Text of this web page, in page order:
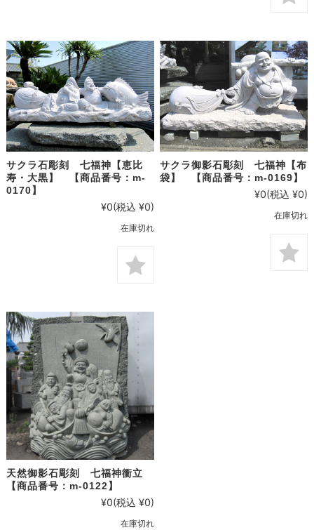
サクラ石彫刻 七福神【恵比
寿・大黒】 【商品番号：m-
0170】
¥0(税込 ¥0)
在庫切れ
サクラ御影石彫刻 七福神【布
袋】 【商品番号：m-0169】
¥0(税込 ¥0)
在庫切れ
天然御影石彫刻 七福神衝立
【商品番号：m-0122】
¥0(税込 ¥0)
在庫切れ